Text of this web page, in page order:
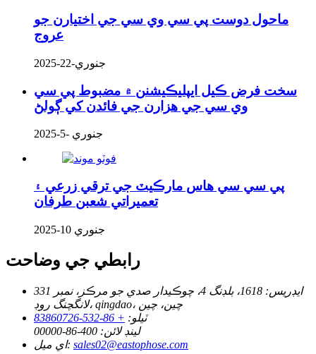
ماحول دوست پي سي وي سي جي اختيارن جو
عروج
جنوري-22-2025
سخت فرض ڪيل ايپليڪيشنن ۾ مضبوط پي سي
وي سي جي هزارن جي فائدن کي ڳولڻ
جنوري -5-2025
پي سي سي هاس مارڪيٽ جي ترقي زرعي ۽
تعميراتي شعبن طرفان
جنوري 10-2025
رابطي جي وضاحت
ايڊريس:
1618، بلڊنگ 4، چوڪيدار صدي جو مرڪز، نمبر 331
لانگچنگ روڊ، qingdao، چين، چين
ٽيلو: + 86-532-83860726
لينڊ لائن: 400-86-00000
اي ميل: sales02@eastophose.com